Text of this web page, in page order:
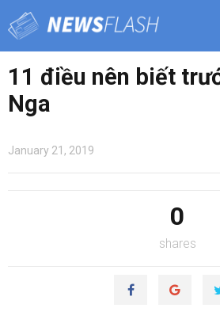
11 điều nên biết
Nga
January 21, 2019
0
shares